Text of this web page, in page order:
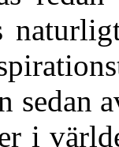
sedan
i